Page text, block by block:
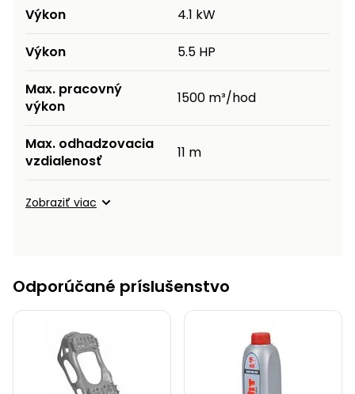
Výkon 4.1 kW
Výkon 5.5 HP
Max. pracovný
výkon
1500 m³/hod
Max. odhadzovacia
vzdialenosť
11 m
Zobraziť viac
Odporúčané príslušenstvo